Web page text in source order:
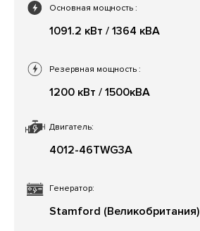
Основная мощность :
1091.2 кВт / 1364 кВА
Двигатель:
4012-46TWG3A
Резервная мощность :
1200 кВт / 1500кВА
Генератор:
Stamford (Великобритания)